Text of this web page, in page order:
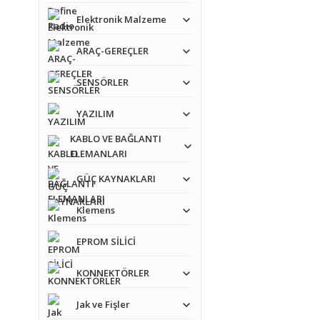
Elektronik Malzeme
ARAÇ-GEREÇLER
SENSÖRLER
YAZILIM
KABLO VE BAĞLANTI
ELEMANLARI
GÜÇ KAYNAKLARI
Klemens
EPROM SİLİCİ
KONNEKTÖRLER
Jak ve Fişler